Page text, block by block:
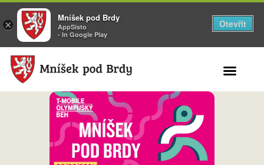
×
Mníšek pod Brdy
AppSisto
- In Google Play
Otevřít